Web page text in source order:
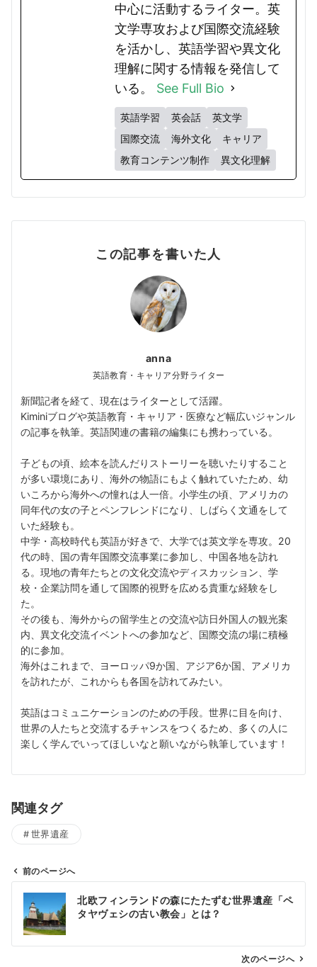
中心に活動するライター。英
文学専攻および国際交流経験
を活かし、英語学習や異文化
理解に関する情報を発信して
いる。 See Full Bio
英語学習 英会話
英文学
国際交流
海外文化
キャリア
教育コンテンツ制作
異文化理解
この記事を書いた人
anna
英語教育・キャリア分野ライター
新聞記者を経て、現在はライターとして活躍。
Kiminiブログや英語教育・キャリア・医療など幅広いジャンル
の記事を執筆。英語関連の書籍の編集にも携わっている。
子どもの頃、絵本を読んだりストーリーを聴いたりすること
が多い環境にあり、海外の物語にもよく触れていたため、幼
いころから海外への憧れは人一倍。小学生の頃、アメリカの
同年代の女の子とペンフレンドになり、しばらく文通をして
いた経験も。
中学・高校時代も英語が好きで、大学では英文学を専攻。20
代の時、国の青年国際交流事業に参加し、中国各地を訪れ
る。現地の青年たちとの文化交流やディスカッション、学
校・企業訪問を通して国際的視野を広める貴重な経験をし
た。
その後も、海外からの留学生との交流や訪日外国人の観光案
内、異文化交流イベントへの参加など、国際交流の場に積極
的に参加。
海外はこれまで、ヨーロッパ9か国、アジア6か国、アメリカ
を訪れたが、これからも各国を訪れてみたい。
英語はコミュニケーションのための手段。世界に目を向け、
世界の人たちと交流するチャンスをつくるため、多くの人に
楽しく学んでいってほしいなと願いながら執筆しています！
関連タグ
世界遺産
前のページへ
北欧フィンランドの森にたたずむ世界遺産「ペ
タヤヴェシの古い教会」とは？
次のページへ